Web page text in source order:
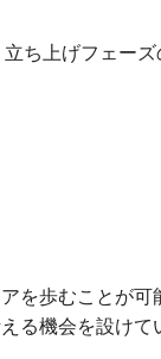
ち上げフェー
を歩むことが可
る機会を設けて